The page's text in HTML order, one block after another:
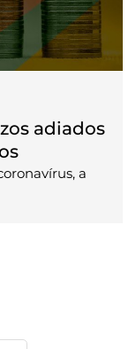
adiados
a